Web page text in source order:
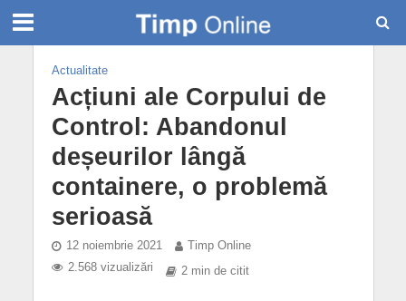
Actualitate
Acțiuni ale Corpului de
Control: Abandonul
deșeurilor lângă
containere, o problemă
serioasă
12 noiembrie 2021
Timp Online
2.568 vizualizări
2 min de citit